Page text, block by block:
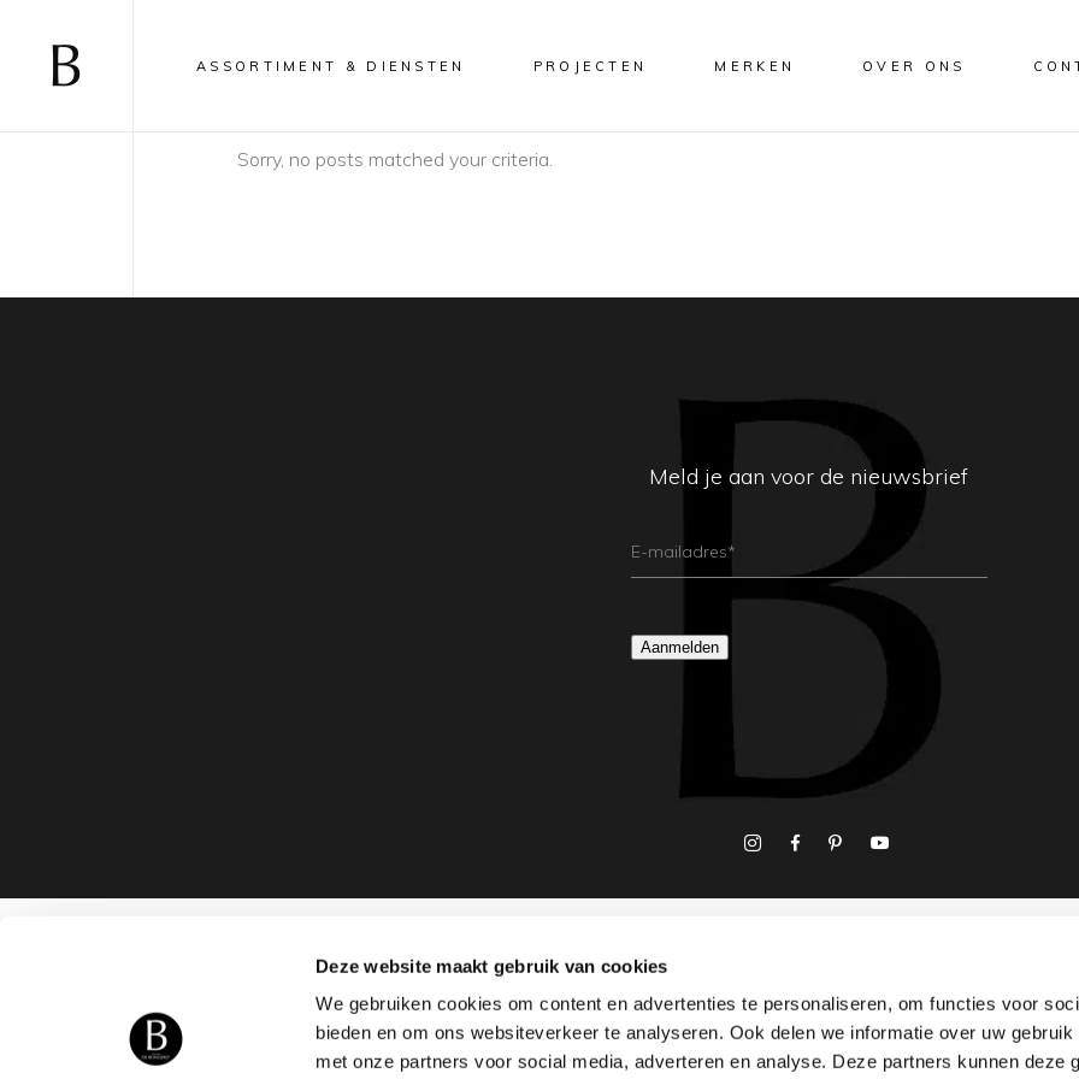
Deze website maakt gebruik van cookies
We gebruiken cookies om content en advertenties te personaliseren, om functies voor
bieden en om ons websiteverkeer te analyseren. Ook delen we informatie over uw
met onze partners voor social media, adverteren en analyse. Deze partners kunnen deze
ASSORTIMENT & DIENSTEN PROJECTEN MERKEN OVER ONS
Sorry, no posts matched your criteria.
Meld je aan voor de nieuwsbrief
E-
Aanmelden